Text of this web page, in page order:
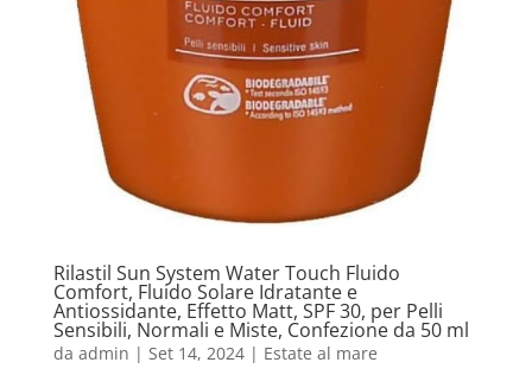
Rilastil Sun System Water Touch Fluido
Comfort, Fluido Solare Idratante e
Antiossidante, Effetto Matt, SPF 30, per Pelli
Sensibili, Normali e Miste, Confezione da 50 ml
da admin | Set 14, 2024| Estate al mare